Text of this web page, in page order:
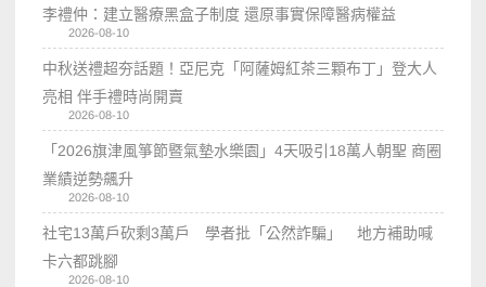
李禮仲：建立醫療黑盒子制度 還原事實保障醫病權益
2026-08-10
中秋送禮超夯話題！亞尼克「阿薩姆紅茶三顆布丁」登大人
亮相 伴手禮時尚開賣
2026-08-10
「2026旗津風箏節暨氣墊水樂園」4天吸引18萬人朝聖 商圈
業績逆勢飆升
2026-08-10
社宅13萬戶砍剩3萬戶 學者批「公然詐騙」 地方補助喊
卡六都跳腳
2026-08-10